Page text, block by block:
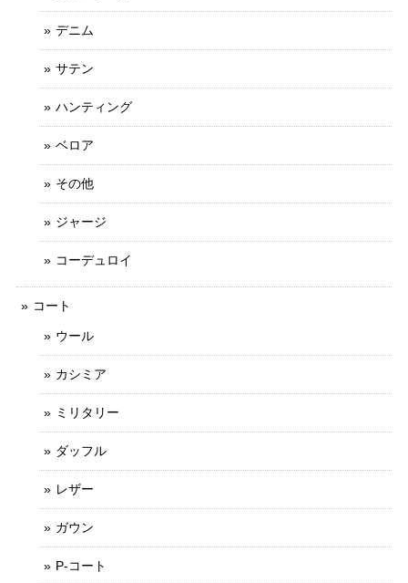
デニム
サテン
ハンティング
ベロア
その他
ジャージ
コーデュロイ
コート
ウール
カシミア
ミリタリー
ダッフル
レザー
ガウン
P-コート